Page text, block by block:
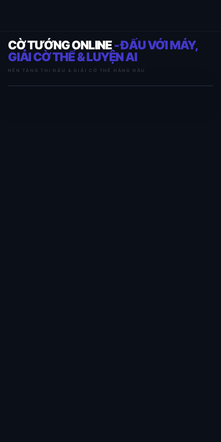
CỜ TƯỚNG ONLINE- ĐẤU VỚI MÁY,
GIẢI CỜ THẾ & LUYỆN AI
NỀN TẢNG THI ĐẤU & GIẢI CỜ THẾ HÀNG ĐẦU